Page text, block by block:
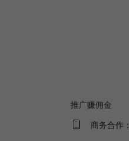
推广赚佣金
商务合作：